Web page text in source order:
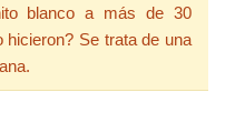
blanco a más de 30
hicieron? Se trata de una